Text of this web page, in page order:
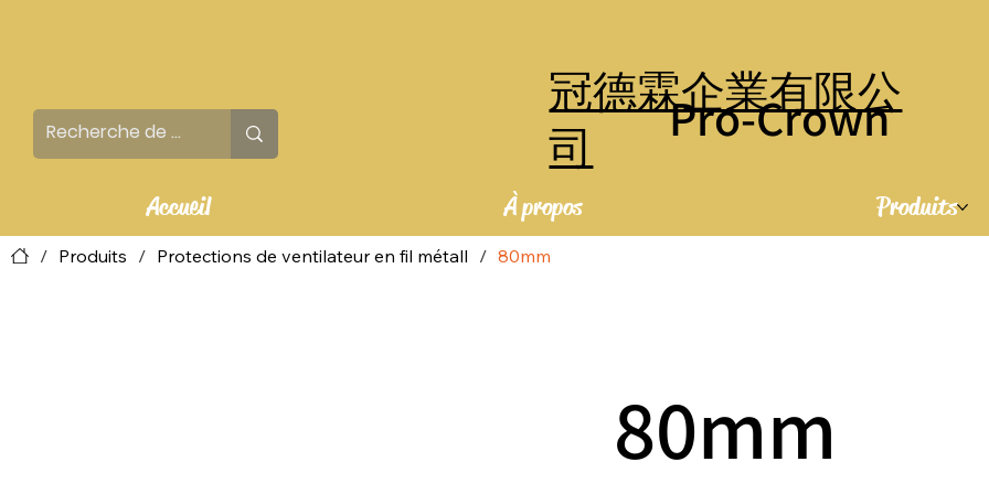
冠德霖企業有限公
司
Pro-Crown
Accueil À propos Produits
/ Produits / Protections de ventilateur en fil métall / 80mm
80mm